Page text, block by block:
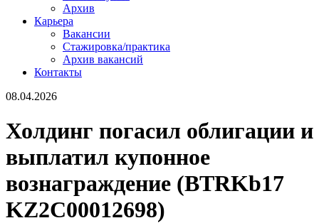
Архив
Карьера
Вакансии
Стажировка/практика
Архив вакансий
Контакты
08.04.2026
Холдинг погасил облигации и
выплатил купонное
вознаграждение (BTRKb17
KZ2C00012698)